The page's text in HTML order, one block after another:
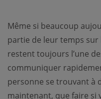
Même si beaucoup
partie de leur temps sur
restent toujours l’une
communiquer
personne se trouvant à
maintenant, que faire si